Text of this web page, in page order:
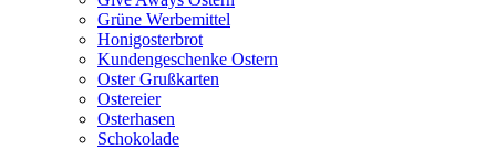
Grüne Werbemittel
Honigosterbrot
Kundengeschenke Ostern
Oster Grußkarten
Ostereier
Osterhasen
Schokolade